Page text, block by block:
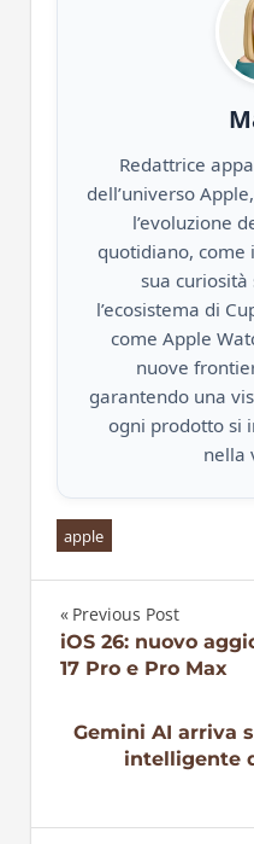
Redattrice
dell’universo
l’evoluzione
quotidiano, come
sua
l’ecosistema di
come Apple
nuove
garantendo una
ogni prodotto si
nella
apple
Previous Post
iOS 26: nuovo
17 Pro e Pro Max
Gemini AI arriva
intelligente